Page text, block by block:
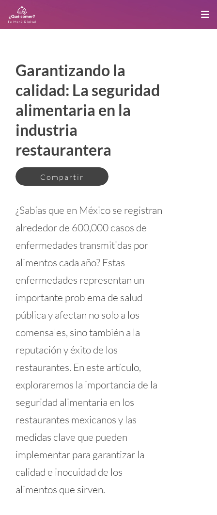
Garantizando la
calidad: La seguridad
alimentaria en la
industria
restaurantera
Compartir
¿Sabías que en México se registran
alrededor de 600,000 casos de
enfermedades transmitidas por
alimentos cada año? Estas
enfermedades representan un
importante problema de salud
pública y afectan no solo a los
comensales, sino también a la
reputación y éxito de los
restaurantes. En este artículo,
exploraremos la importancia de la
seguridad alimentaria en los
restaurantes mexicanos y las
medidas clave que pueden
implementar para garantizar la
calidad e inocuidad de los
alimentos que sirven.